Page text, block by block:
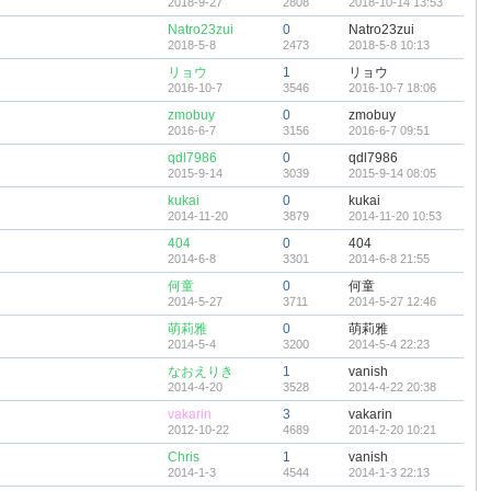
Natro23zui
2018-5-8
0
2473
Natro23zui
2018-5-8 10:13
リョウ
2016-10-7
1
3546
リョウ
2016-10-7 18:06
zmobuy
2016-6-7
0
3156
zmobuy
2016-6-7 09:51
qdl7986
2015-9-14
0
3039
qdl7986
2015-9-14 08:05
kukai
2014-11-20
0
3879
kukai
2014-11-20 10:53
404
2014-6-8
0
3301
404
2014-6-8 21:55
何童
2014-5-27
0
3711
何童
2014-5-27 12:46
萌莉雅
2014-5-4
0
3200
萌莉雅
2014-5-4 22:23
なおえりき
2014-4-20
1
3528
vanish
2014-4-22 20:38
vakarin
2012-10-22
3
4689
vakarin
2014-2-20 10:21
Chris
2014-1-3
1
4544
vanish
2014-1-3 22:13